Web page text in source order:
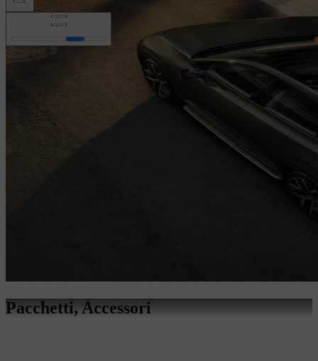
Pacchetti, Accessori